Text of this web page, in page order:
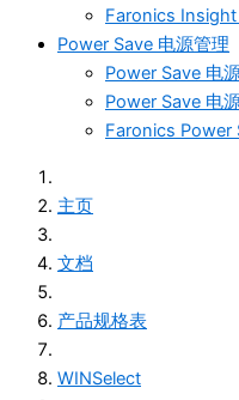
Faronics
Power Save 电源管理
Power Save 电
Power Save 电
Faronics Power
主页
文档
产品规格表
WINSelect